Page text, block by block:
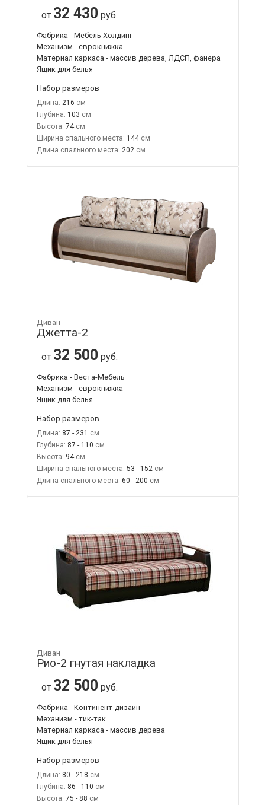
от 32 430 руб.
Фабрика - Мебель Холдинг
Механизм - еврокнижка
Материал каркаса - массив дерева, ЛДСП, фанера
Ящик для белья
Набор размеров
Длина: 216
Глубина: 103
Высота: 74
Ширина спального места: 144
Длина спального места: 202
Диван
Джетта-2
от 32 500 руб.
Фабрика - Веста-Мебель
Механизм - еврокнижка
Ящик для белья
Набор размеров
Длина: 87 - 231
Глубина: 87 - 110
Высота: 94
Ширина спального места: 53 - 152
Длина спального места: 60 - 200
Диван
Рио-2 гнутая накладка
от 32 500 руб.
Фабрика - Континент-дизайн
Механизм - тик-так
Материал каркаса - массив дерева
Ящик для белья
Набор размеров
Длина: 80 - 218
Глубина: 86 - 110
Высота: 75 - 88